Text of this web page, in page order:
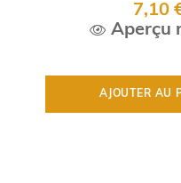
7,10
Aperçu
AJOUTER AU